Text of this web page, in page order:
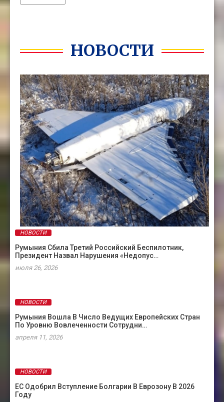
НОВОСТИ
НОВОСТИ
Румыния Сбила Третий Российский Беспилотник,
Президент Назвал Нарушения «недопус…
июля 26, 2026
НОВОСТИ
Румыния Вошла В Число Ведущих Европейских Стран
По Уровню Вовлеченности Сотрудни…
апреля 11, 2026
НОВОСТИ
ЕС Одобрил Вступление Болгарии В Еврозону В 2026
Году